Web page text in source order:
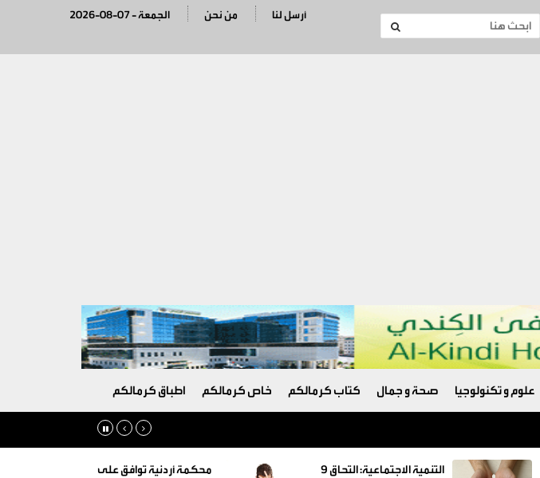
2026-08-07 - الجمعة من نحن أرسل لنا
علوم و تكنولوجيا صحة و جمال كتاب كرمالكم خاص كرمالكم اطباق كرمالكم
‏التنمية الاجتماعية: التحاق 9
محكمة أردنية توافق على